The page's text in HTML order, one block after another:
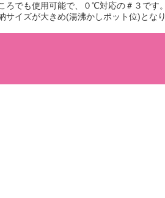
ろでも使用可能で、０℃対応の＃３です。
イズが大きめ(湯沸かしポット位)となり